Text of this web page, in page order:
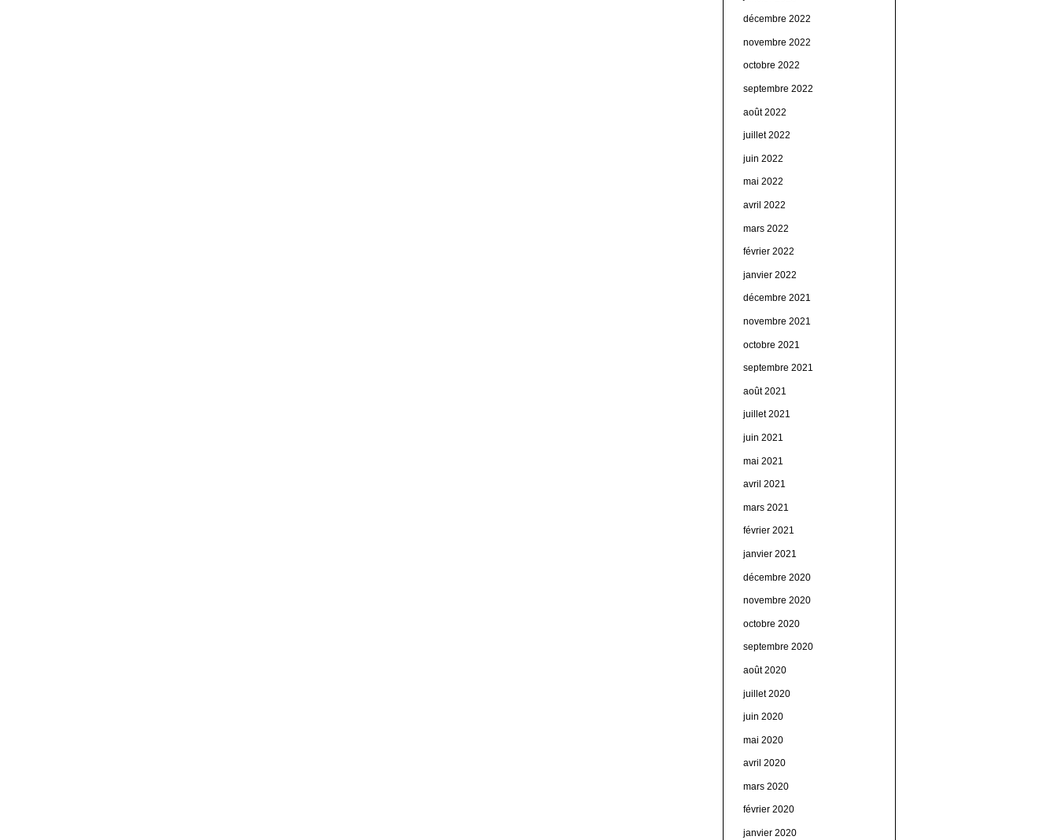
décembre 2022
novembre 2022
octobre 2022
septembre 2022
août 2022
juillet 2022
juin 2022
mai 2022
avril 2022
mars 2022
février 2022
janvier 2022
décembre 2021
novembre 2021
octobre 2021
septembre 2021
août 2021
juillet 2021
juin 2021
mai 2021
avril 2021
mars 2021
février 2021
janvier 2021
décembre 2020
novembre 2020
octobre 2020
septembre 2020
août 2020
juillet 2020
juin 2020
mai 2020
avril 2020
mars 2020
février 2020
janvier 2020